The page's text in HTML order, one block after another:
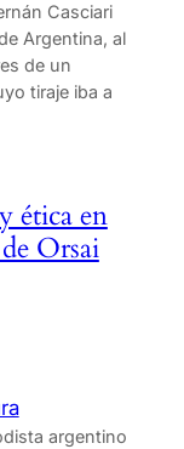
Casciari
Argentina, al
de un
tiraje iba a
ética en
Orsai
argentino